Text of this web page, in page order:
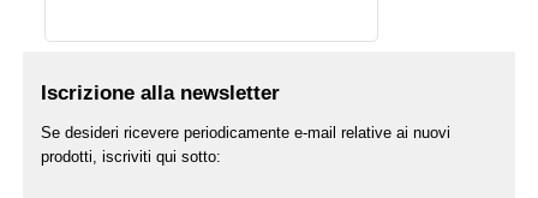
Iscrizione alla newsletter
Se desideri ricevere periodicamente e-mail relative ai nuovi
prodotti, iscriviti qui sotto: